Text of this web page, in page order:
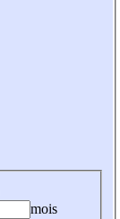
mois